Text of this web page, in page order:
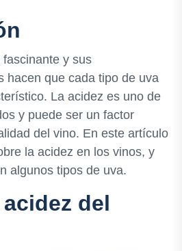
y sus
hacen que cada tipo de uva
La acidez es uno de
y puede ser un factor
del vino. En este artículo
la acidez en los vinos, y
algunos tipos de uva.
del